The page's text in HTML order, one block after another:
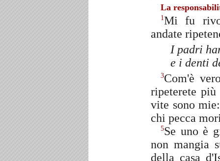
La
1Mi fu
andate
I padri
e i denti
3Com'è
ripeterete
vite sono
chi pecca
5Se uno è
non mangia
della casa